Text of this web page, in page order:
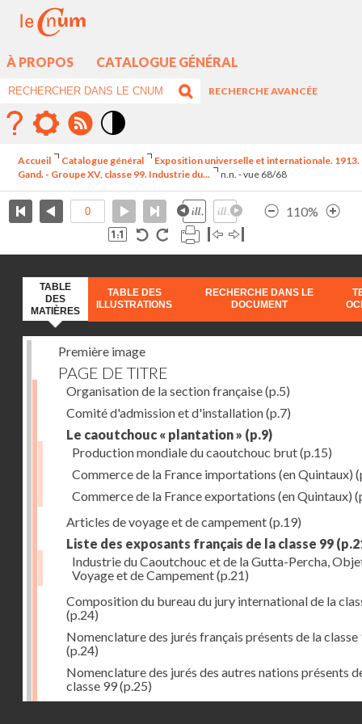
À PROPOS CATALOGUE GÉNÉRAL
RECHERCHE AVANCÉE
élévé
Accueil Catalogue général
Exposition universelle et internationale. 1913.
Gand. - Groupe XV, classe 99. Industrie du...
n.n. - vue 68/68
110%
TABLE
DES
MATIÈRES
TABLE DES
ILLUSTRATIONS
RECHERCHE DANS LE
DOCUMENT
Première image
PAGE DE TITRE
Organisation de la section française(p.5)
Comité d'admission et d'installation(p.7)
Le caoutchouc « plantation » (p.9)
Production mondiale du caoutchouc brut(p.15)
Commerce de la France importations (en Quintaux)
Commerce de la France exportations (en Quintaux)
Articles de voyage et de campement(p.19)
Liste des exposants français de la classe 99
Industrie du Caoutchouc et de la Gutta-Percha,
Voyage et de Campement(p.21)
Composition du bureau du jury international de la
(p.24)
Nomenclature des jurés français présents de la classe
(p.24)
Nomenclature des jurés des autres nations présents
classe 99(p.25)